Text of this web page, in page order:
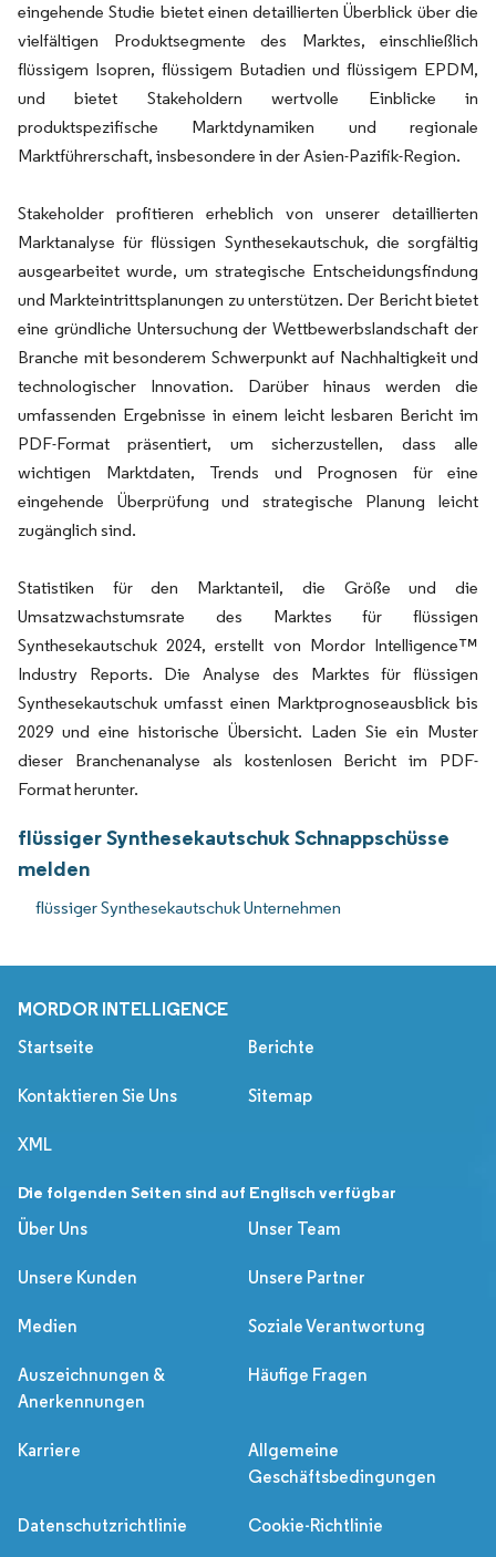
eingehende Studie bietet einen detaillierten Überblick über die
vielfältigen Produktsegmente des Marktes, einschließlich
flüssigem Isopren, flüssigem Butadien und flüssigem EPDM,
und bietet Stakeholdern wertvolle Einblicke in
produktspezifische Marktdynamiken und regionale
Marktführerschaft, insbesondere in der Asien-Pazifik-Region.
Stakeholder profitieren erheblich von unserer detaillierten
Marktanalyse für flüssigen Synthesekautschuk, die sorgfältig
ausgearbeitet wurde, um strategische Entscheidungsfindung
und Markteintrittsplanungen zu unterstützen. Der Bericht bietet
eine gründliche Untersuchung der Wettbewerbslandschaft der
Branche mit besonderem Schwerpunkt auf Nachhaltigkeit und
technologischer Innovation. Darüber hinaus werden die
umfassenden Ergebnisse in einem leicht lesbaren Bericht im
PDF-Format präsentiert, um sicherzustellen, dass alle
wichtigen Marktdaten, Trends und Prognosen für eine
eingehende Überprüfung und strategische Planung leicht
zugänglich sind.
Statistiken für den Marktanteil, die Größe und die
Umsatzwachstumsrate des Marktes für flüssigen
Synthesekautschuk 2024, erstellt von Mordor Intelligence™
Industry Reports. Die Analyse des Marktes für flüssigen
Synthesekautschuk umfasst einen Marktprognoseausblick bis
2029 und eine historische Übersicht. Laden Sie ein Muster
dieser Branchenanalyse als kostenlosen Bericht im PDF-
Format herunter.
flüssiger Synthesekautschuk Schnappschüsse
melden
flüssiger Synthesekautschuk Unternehmen
MORDOR INTELLIGENCE
Startseite Berichte
Kontaktieren Sie Uns Sitemap
XML
Die folgenden Seiten sind auf Englisch verfügbar
Über Uns
Unser Team
Unsere Kunden Unsere Partner
Medien Soziale Verantwortung
Auszeichnungen &
Anerkennungen
Häufige Fragen
Karriere
Allgemeine
Geschäftsbedingungen
Datenschutzrichtlinie Cookie-Richtlinie